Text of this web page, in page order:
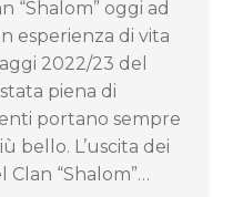
“Shalom” oggi ad
esperienza di vita
2022/23 del
piena di
portano sempre
bello. L’uscita dei
Clan “Shalom”…